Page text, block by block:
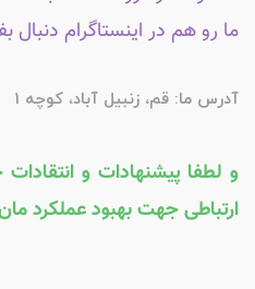
ما رو هم در اینستاگرام دنبال
آدرس ما: قم، زنبیل آباد، کوچه 1
و لطفا پیشنهادات و
ارتباطی جهت بهبود عملکرد